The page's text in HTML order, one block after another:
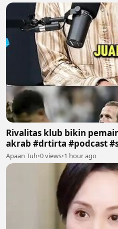
Rivalitas klub bikin
akrab #drtirta #podcast
Apaan Tuh•0 views•1 hour ago